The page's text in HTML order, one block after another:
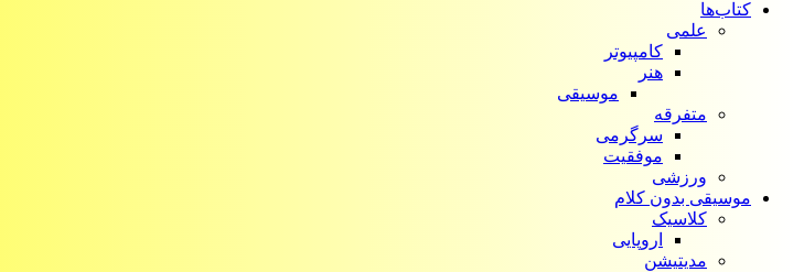
کتاب‌ها
علمی
کامپیوتر
هنر
موسیقی
متفرقه
سرگرمی
موفقیت
ورزشی
موسیقی بدون کلام
کلاسیک
اروپایی
مدیتیشن